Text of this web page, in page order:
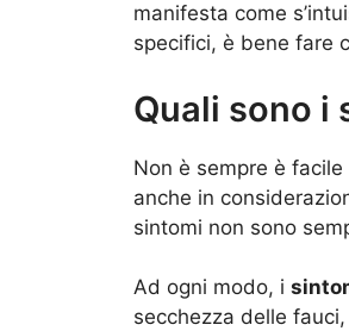
manifesta come
specifici, è bene fare
Quali sono i
Non è sempre è
anche in
sintomi non sono
Ad ogni modo, i
secchezza delle